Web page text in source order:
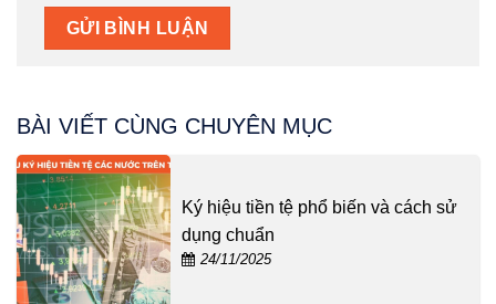
BÀI VIẾT CÙNG CHUYÊN MỤC
Ký hiệu tiền tệ phổ biến và cách sử
dụng chuẩn
24/11/2025